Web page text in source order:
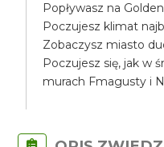
Popływasz na
Poczujesz klimat
Zobaczysz miasto
Poczujesz się, jak w
murach Fmagusty i